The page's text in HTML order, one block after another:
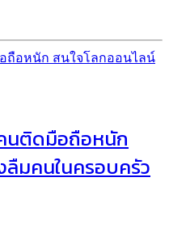
คนติดมือถือหนัก
ลืมคนในครอบครัว